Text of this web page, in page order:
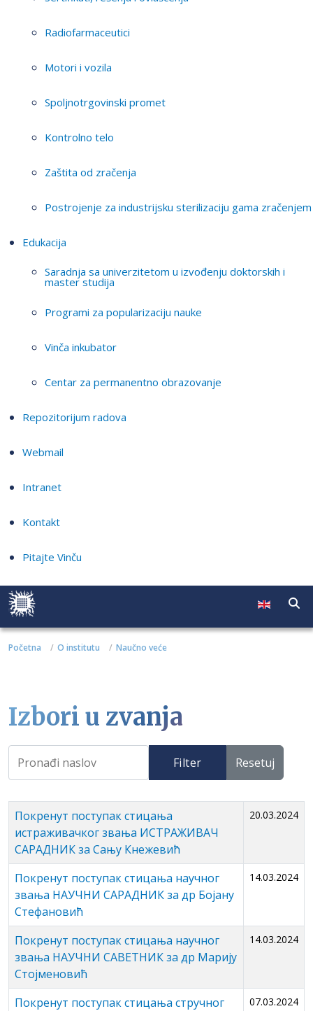
Radiofarmaceutici
Motori i vozila
Spoljnotrgovinski promet
Kontrolno telo
Zaštita od zračenja
Postrojenje za industrijsku sterilizaciju gama zračenjem
Edukacija
Saradnja sa univerzitetom u izvođenju doktorskih i
master studija
Programi za popularizaciju nauke
Vinča inkubator
Centar za permanentno obrazovanje
Repozitorijum radova
Webmail
Intranet
Kontakt
Pitajte Vinču
Početna O institutu Naučno veće
Izbori u zvanja
Filter Resetuj
Покренут поступак стицања
истраживачког звања ИСТРАЖИВАЧ
САРАДНИК за Сању Кнежевић
20.03.2024
Покренут поступак стицања научног
звања НАУЧНИ САРАДНИК за др Бојану
Стефановић
14.03.2024
Покренут поступак стицања научног
звања НАУЧНИ САВЕТНИК за др Марију
Стојменовић
14.03.2024
Покренут поступак стицања стручног
07.03.2024